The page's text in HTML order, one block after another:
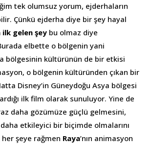
tek olumsuz yorum, ejderhaların
Çünkü ejderha diye bir şey hayal
ilk gelen şey bu olmaz diye
elbette o bölgenin yani
bölgesinin kültürünün de bir etkisi
o bölgenin kültüründen çıkan bir
Disney’in Güneydoğu Asya bölgesi
ilk film olarak sunuluyor. Yine de
daha gözümüze güçlü gelmesini,
etkileyici bir biçimde olmalarını
şeye rağmen Raya’nın animasyon